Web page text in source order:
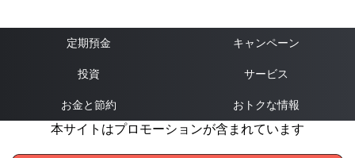
定期預金 キャンペーン
投資 サービス
お金と節約 おトクな情報
本サイトはプロモーションが含まれています